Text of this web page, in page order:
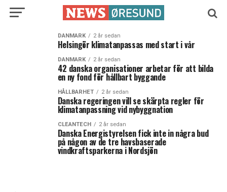
DANMARK 2 år sedan
Helsingör klimatanpassas med start i vår
DANMARK 2 år sedan
42 danska organisationer arbetar för att bilda
en ny fond för hållbart byggande
HÅLLBARHET 2 år sedan
Danska regeringen vill se skärpta regler för
klimatanpassning vid nybyggnation
CLEANTECH 2 år sedan
Danska Energistyrelsen fick inte in några bud
på någon av de tre havsbaserade
vindkraftsparkerna i Nordsjön